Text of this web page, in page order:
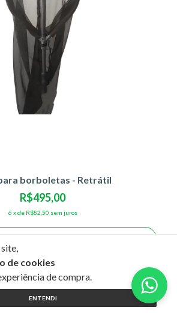
de cookies
de compra.
ENTENDI
borboletas - Retrátil
R$495,00
6 xde R$82,50 sem juros